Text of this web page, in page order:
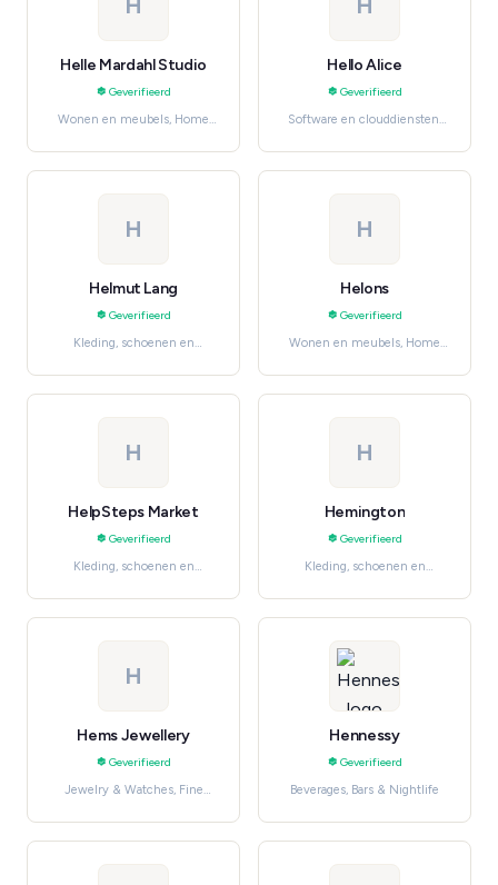
H
Helle Mardahl Studio
Geverifieerd
Wonen en meubels, Home
H
Hello Alice
Geverifieerd
Software en clouddiensten,
huishoudelijke diensten
H
Helmut Lang
Geverifieerd
Kleding, schoenen en
Designer
H
Helons
Geverifieerd
Wonen en meubels, Home
H
HelpSteps Market
Geverifieerd
Kleding, schoenen en
Fashion
H
Hemington
Geverifieerd
Kleding, schoenen en
H
Hems Jewellery
Geverifieerd
Jewelry & Watches, Fine
Hennessy
Geverifieerd
Beverages, Bars & Nightlife